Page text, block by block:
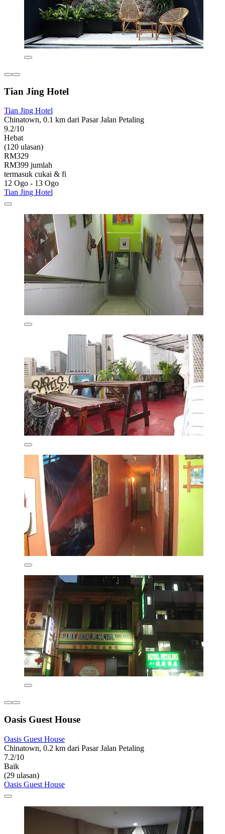
Tian Jing Hotel
Tian Jing Hotel
Chinatown, 0.1 km dari Pasar Jalan Petaling
9.2/10
Hebat
(120 ulasan)
RM329
RM399 jumlah
termasuk cukai & fi
12 Ogo - 13 Ogo
Tian Jing Hotel
Oasis Guest House
Oasis Guest House
Chinatown, 0.2 km dari Pasar Jalan Petaling
7.2/10
Baik
(29 ulasan)
Oasis Guest House